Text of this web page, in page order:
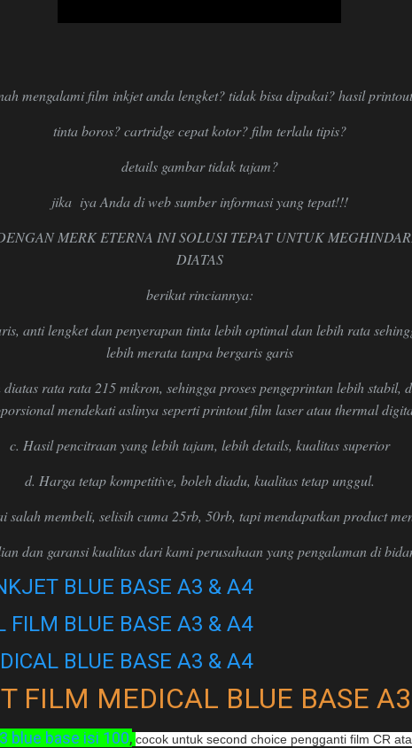
mengalami film inkjet anda lengket? tidak bisa dipakai? hasil
tinta boros? cartridge cepat kotor? film terlalu tipis?
details gambar tidak tajam?
jika iya Anda di web sumber informasi yang tepat!!!
MERK ETERNA INI SOLUSI TEPAT UNTUK
DIATAS
berikut rinciannya:
anti lengket dan penyerapan tinta lebih optimal dan lebih rata
lebih merata tanpa bergaris garis
rata rata 215 mikron, sehingga proses pengeprintan lebih stabil,
mendekati aslinya seperti printout film laser atau thermal
c. Hasil pencitraan yang lebih tajam, lebih details, kualitas superior
d. Harga tetap kompetitive, boleh diadu, kualitas tetap unggul.
salah membeli, selisih cuma 25rb, 50rb, tapi mendapatkan product
dan garansi kualitas dari kami perusahaan yang pengalaman di
BLUE BASE A3 & A4
FILM BLUE BASE A3 & A4
BLUE BASE A3 & A4
FILM MEDICAL BLUE BASE
blue base isi 100, cocok untuk second choice pengganti film CR